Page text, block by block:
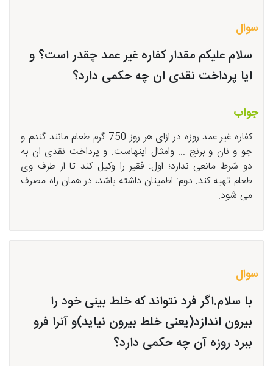
سوال
سلام علیکم مقدار کفاره غیر عمد چقدر است؟ و
ایا پرداخت نقدی ان چه حکمی دارد؟
جواب
کفاره غیر عمد روزه در ازای هر روز 750 گرم طعام مانند گندم و
جو و نان و برنج ... وامثال اینهاست. و پرداخت نقدی ان به
دو شرط مانعی ندارد؛ اول: فقیر را وکیل کند تا از طرف وی
طعام تهیه کند. دوم: اطمینان داشته باشد، در همان راه مصرف
می شود.
سوال
با سلام.اگر فرد نتواند که خلط بینی خود را
بیرون اندازد(یعنی خلط بیرون نیاید)و آنرا فرو
ببرد روزه آن چه حکمی دارد؟